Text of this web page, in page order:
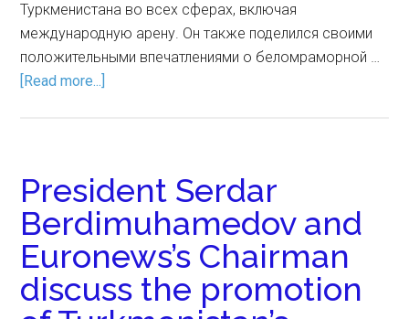
Туркменистана во всех сферах, включая
международную арену. Он также поделился своими
положительными впечатлениями о беломраморной …
[Read more...]
President Serdar
Berdimuhamedov and
Euronews’s Chairman
discuss the promotion